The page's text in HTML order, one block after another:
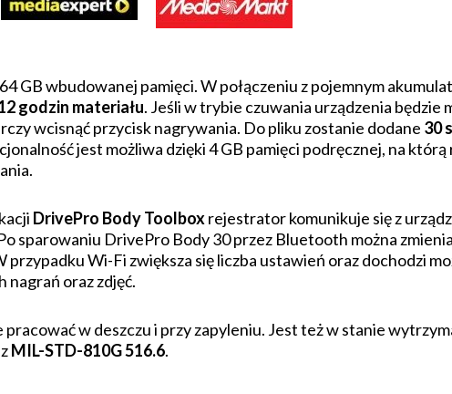
GB wbudowanej pamięci. W połączeniu z pojemnym
godzin materiału. Jeśli w trybie czuwania urządzenia będzie
wcisnąć przycisk nagrywania. Do pliku zostanie dodane 30
jest możliwa dzięki 4 GB pamięci podręcznej, na
DrivePro Body Toolboxrejestrator komunikuje się z
sparowaniu DrivePro Body 30 przez Bluetooth można
przypadku Wi-Fi zwiększa się liczba ustawień oraz dochodzi
nagrań oraz zdjęć.
w deszczu i przy zapyleniu. Jest też w stanie
MIL-STD-810G 516.6.